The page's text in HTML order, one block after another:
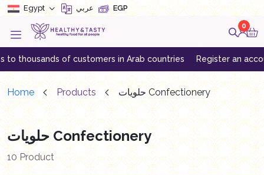
Egypt عربي EGP
0
of customers in Arab countries Register an account
Home Products حلويات Confectionery
حلويات Confectionery
10 Product